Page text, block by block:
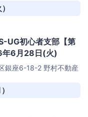
UG初心者支部【第
年6月28日(火)
銀座6-18-2 野村不動産